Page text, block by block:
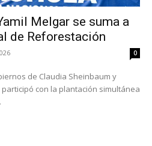
Melgar se suma a
de Reforestación
0
de Claudia Sheinbaum y
con la plantación simultánea